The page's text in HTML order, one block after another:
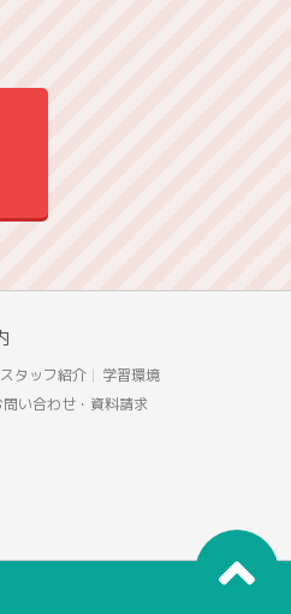
スタッフ紹介
学習環境
問い合わせ・資料請求